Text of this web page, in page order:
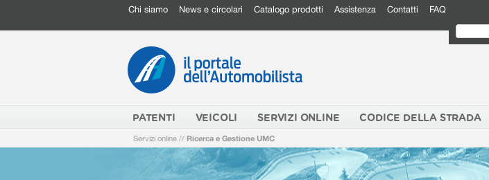
Chi siamo News e circolari Catalogo prodotti Assistenza Contatti FAQ
PATENTI VEICOLI SERVIZI ONLINE CODICE DELLA STRADA
Servizi online // Ricerca e Gestione UMC